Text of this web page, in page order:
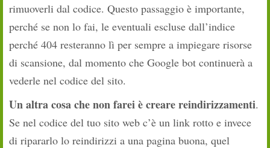
rimuoverli dal codice. Questo passaggio è importante,
perché se non lo fai, le eventuali escluse dall’indice
perché 404 resteranno lì per sempre a impiegare risorse
di scansione, dal momento che Google bot continuerà a
vederle nel codice del sito.
Un altra cosa che non farei è creare reindirizzamenti.
Se nel codice del tuo sito web c’è un link rotto e invece
di ripararlo lo reindirizzi a una pagina buona, quel